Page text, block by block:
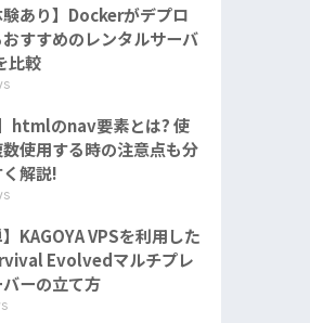
験あり】Dockerがデプロ
すすめのレンタルサーバ
比較
】htmlのnav要素とは? 使
使用する時の注意点も分
解説!
】KAGOYA VPSを利用した
Evolvedマルチプレ
ーの立て方